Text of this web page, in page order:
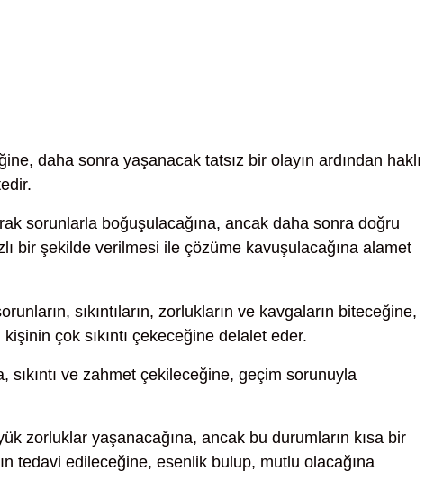
daha sonra yaşanacak tatsız bir olayın ardından haklı
sorunlarla boğuşulacağına, ancak daha sonra doğru
bir şekilde verilmesi ile çözüme kavuşulacağına alamet
sıkıntıların, zorlukların ve kavgaların biteceğine,
çok sıkıntı çekeceğine delalet eder.
sıkıntı ve zahmet çekileceğine, geçim sorunuyla
zorluklar yaşanacağına, ancak bu durumların kısa bir
tedavi edileceğine, esenlik bulup, mutlu olacağına